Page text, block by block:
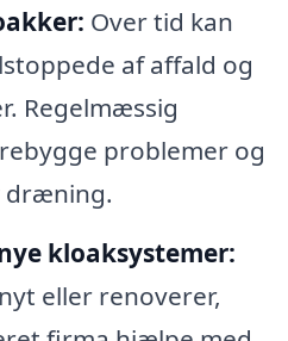
Over tid kan
af affald og
Regelmæssig
problemer og
dræning.
kloaksystemer:
eller renoverer,